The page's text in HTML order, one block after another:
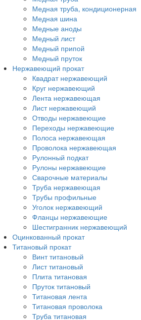
Медная труба, кондиционерная
Медная шина
Медные аноды
Медный лист
Медный припой
Медный пруток
Нержавеющий прокат
Квадрат нержавеющий
Круг нержавеющий
Лента нержавеющая
Лист нержавеющий
Отводы нержавеющие
Переходы нержавеющие
Полоса нержавеющая
Проволока нержавеющая
Рулонный подкат
Рулоны нержавеющие
Сварочные материалы
Труба нержавеющая
Трубы профильные
Уголок нержавеющий
Фланцы нержавеющие
Шестигранник нержавеющий
Оцинкованный прокат
Титановый прокат
Винт титановый
Лист титановый
Плита титановая
Пруток титановый
Титановая лента
Титановая проволока
Труба титановая